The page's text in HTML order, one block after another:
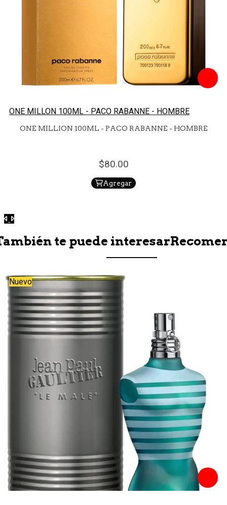
ONE MILLON 100ML - PACO RABANNE - HOMBRE
ONE MILLION 100ML - PACO RABANNE - HOMBRE
80.00
Agregar
Anterior
Siguiente
te puede interesar
Nuevo